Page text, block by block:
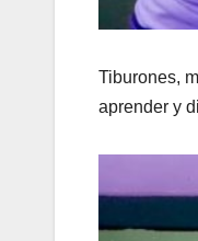
Tiburones,
aprender y